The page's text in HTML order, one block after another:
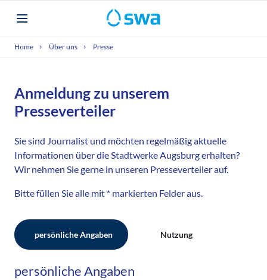
Home Über uns Presse
Anmeldung zu unserem
Presseverteiler
Sie sind Journalist und möchten regelmäßig aktuelle
Informationen über die Stadtwerke Augsburg erhalten?
Wir nehmen Sie gerne in unseren Presseverteiler auf.
Bitte füllen Sie alle mit * markierten Felder aus.
persönliche Angaben Nutzung
persönliche Angaben